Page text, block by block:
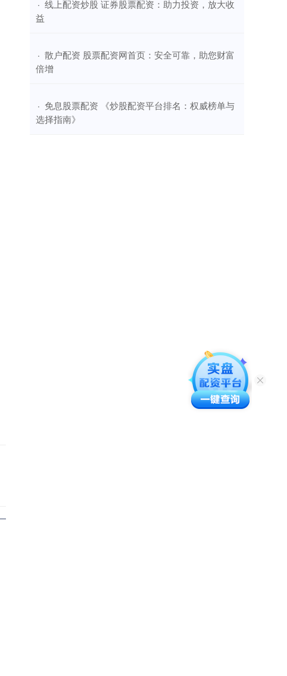
· ​线上配资炒股 证券股票配资：助力投资，放大收
益
· ​散户配资 股票配资网首页：安全可靠，助您财富
倍增
· ​免息股票配资 《炒股配资平台排名：权威榜单与
选择指南》